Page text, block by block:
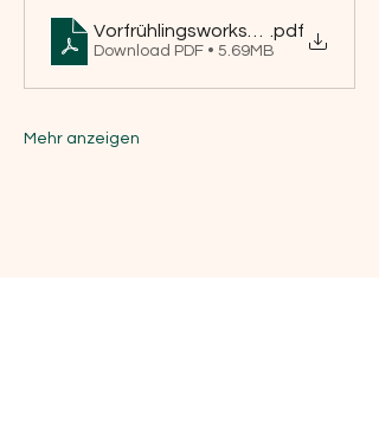
Vorfrühlingsworkshop TaKeTiNa
.pdf
Download PDF • 5.69MB
Mehr anzeigen